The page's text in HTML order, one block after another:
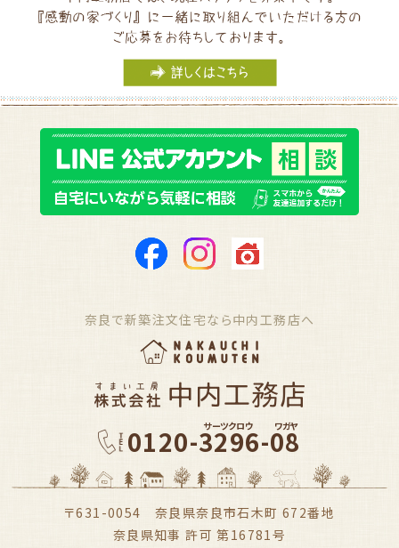
奈良で新築注文住宅なら中内工務店へ
0120-3296-08
サーツクロウ ワガヤ
〒631-0054 奈良県奈良市石木町 672番地
奈良県知事 許可 第16781号